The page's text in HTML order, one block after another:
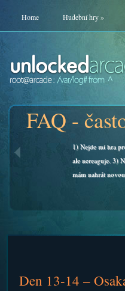
Home Hudební hry»
FAQ -
1) Nejde mi hra
ale nereaguje. 3)
mám nahrát
Den 13-14 –